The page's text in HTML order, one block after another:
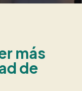
más
de